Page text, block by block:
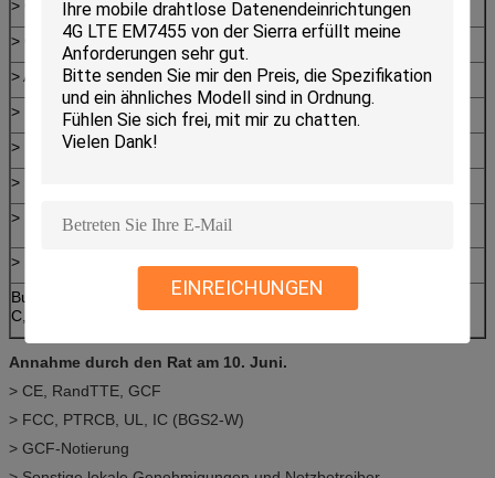
EINREICHUNGEN
> GPRS-Mehrslot
Klasse 10
> GSM-konform
Phase 2/2+
> Ausgangsleistung:
> Klasse 4 (2W) für
850 / 900 (BGS2-W)
> Klasse 1 (1W) für
> Klasse 4 (2W) für
> Klasse 1 (1W) für
1800 (BGS2-E)
> SIM-Anwendungswerkzeug
Buchstaben der Klassen B und
C,
Freisetzung 99
Annahme durch den Rat am 10. Juni.
> CE, RandTTE, GCF
> FCC, PTRCB, UL, IC (BGS2-W)
> GCF-Notierung